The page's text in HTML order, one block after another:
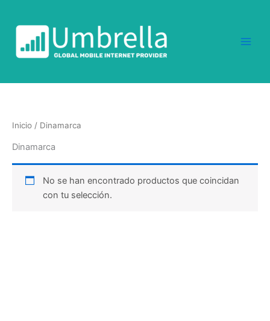
contenido
Inicio / Dinamarca
Dinamarca
No se han encontrado productos que coincidan
con tu selección.